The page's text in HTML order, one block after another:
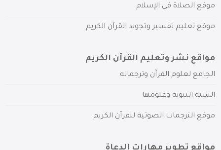
موقع الصلاة في الإسلام
موقع تعليم تفسير وتجويد القرآن الكريم
مواقع نشر وتعليم القرآن الكريم
الجامع لعلوم القرآن وترجماته
السنة النبوية وعلومها
موقع الترجمات الصوتية للقرآن الكريم